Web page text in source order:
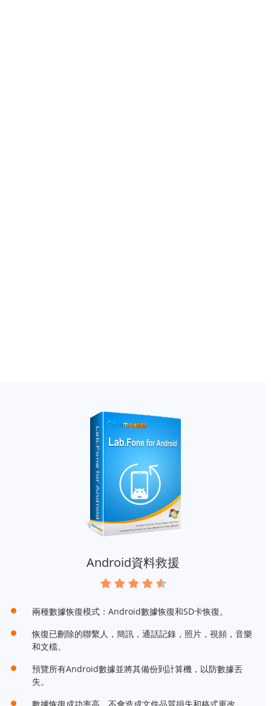
Android資料救援
兩種數據恢復模式：Android數據恢復和SD卡恢復。
恢復已刪除的聯繫人，簡訊，通話記錄，照片，視頻，音樂
和文檔。
預覽所有Android數據並將其備份到計算機，以防數據丟
失。